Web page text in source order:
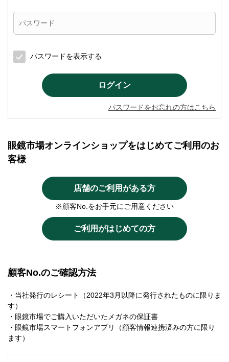
パスワードを表示する
パスワードをお忘れの方はこちら
眼鏡市場オンラインショップをはじめてご利用のお
客様
店舗のご利用がある方
※顧客No.をお手元にご用意ください
ご利用がはじめての方
顧客No.のご確認方法
・当社発行のレシート（2022年3月以降に発行されたものに限りま
す）
・眼鏡市場でご購入いただいたメガネの保証書
・眼鏡市場スマートフォンアプリ（顧客情報連携済みの方に限り
ます）